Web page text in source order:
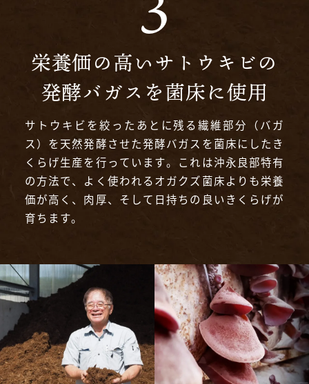
栄養価の高いサトウキビの
発酵バガスを菌床に使用
サトウキビを絞ったあとに残る繊維部分（バガ
ス）を天然発酵させた発酵バガスを菌床にしたき
くらげ生産を行っています。これは沖永良部特有
の方法で、よく使われるオガクズ菌床よりも栄養
価が高く、肉厚、そして日持ちの良いきくらげが
育ちます。